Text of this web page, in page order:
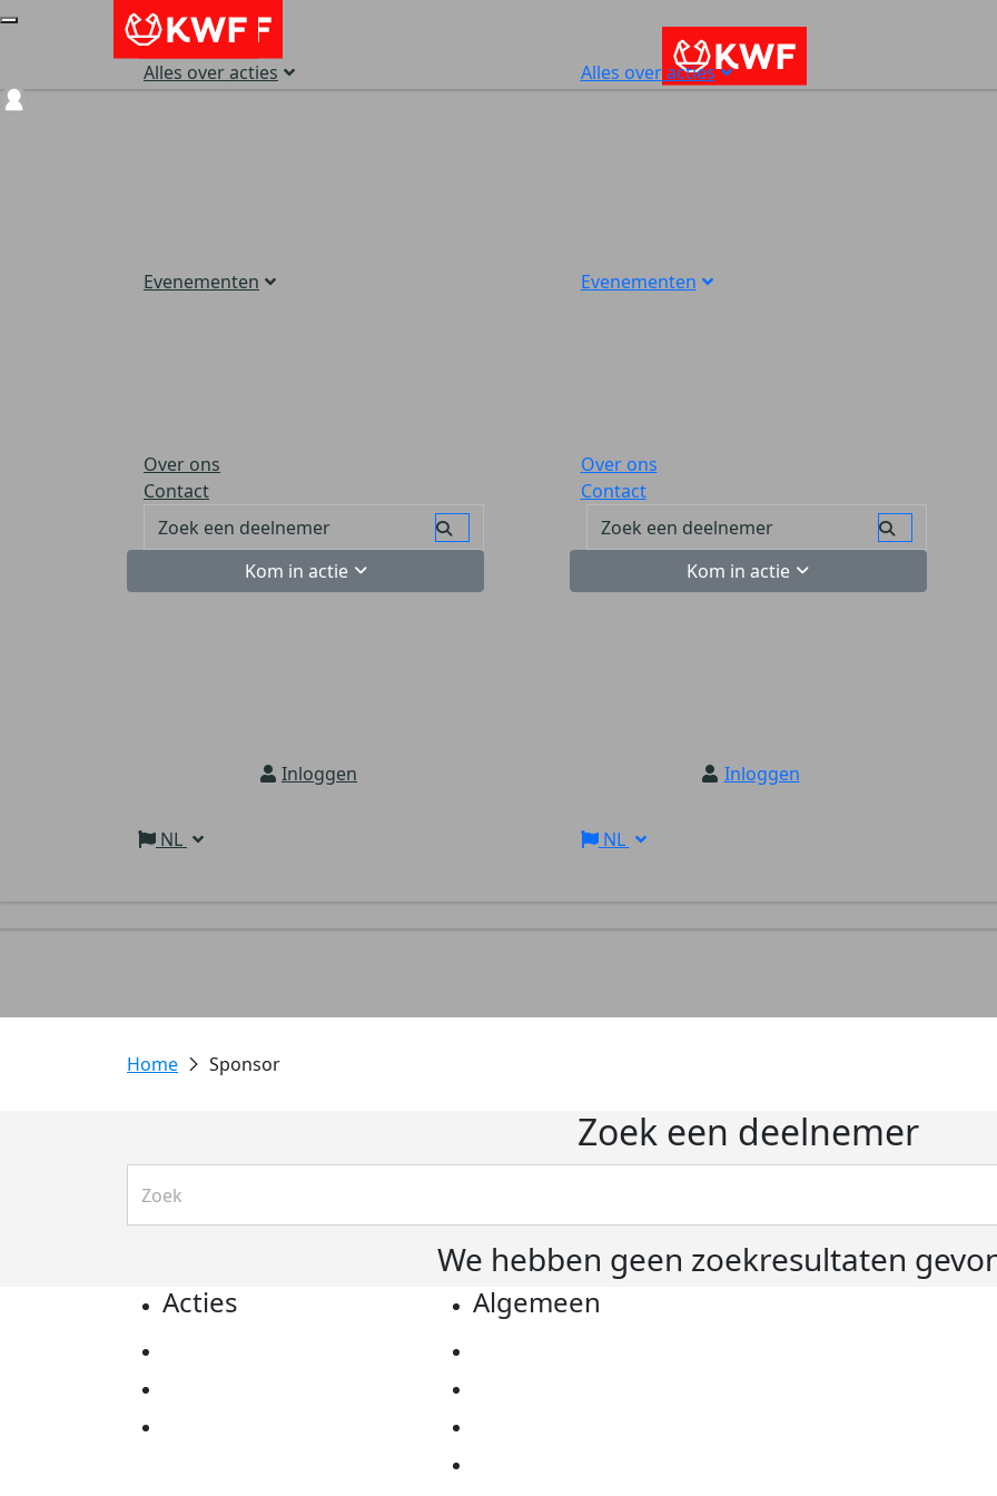
Alles over acties
Evenementen
Over ons
Contact
Kom in actie
Inloggen
NL
Alles over acties
Evenementen
Over ons
Contact
Kom in actie
Inloggen
NL
Sponsor
Zoek een deelnemer
We hebben geen zoekresultaten
Acties Algemeen